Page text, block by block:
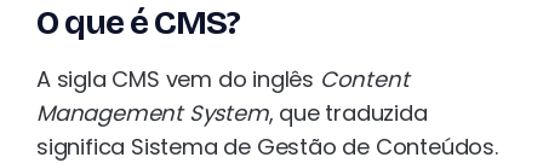
O que é CMS?
A sigla CMS vem do inglês Content
Management System, que traduzida
significa Sistema de Gestão de Conteúdos.